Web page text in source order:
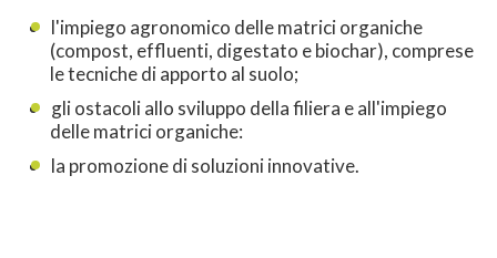
l'impiego agronomico delle matrici organiche
(compost, effluenti, digestato e biochar), comprese
le tecniche di apporto al suolo;
gli ostacoli allo sviluppo della filiera e all'impiego
delle matrici organiche:
la promozione di soluzioni innovative.